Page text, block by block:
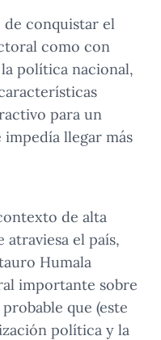
conquistar el
como con
política nacional,
para un
llegar más
de alta
el país,
Humala
importante sobre
que (este
política y la